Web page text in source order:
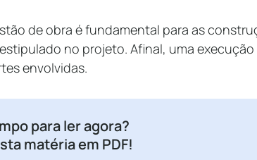
de obra é fundamental para as
no projeto. Afinal, uma
envolvidas.
para ler agora?
matéria em PDF!